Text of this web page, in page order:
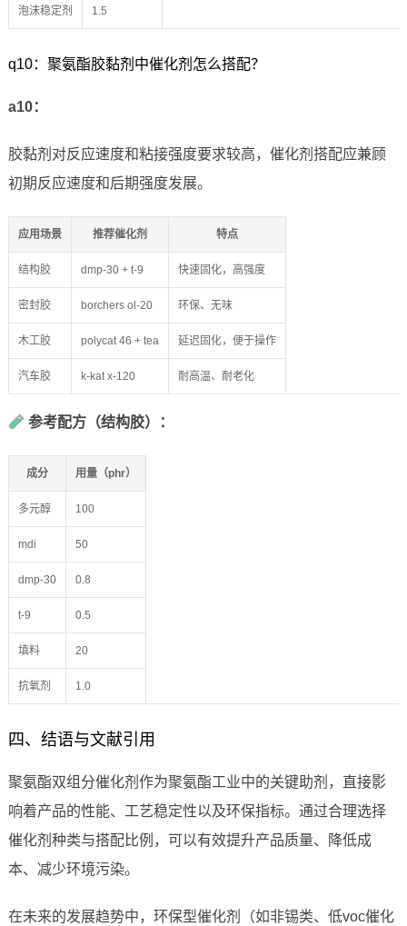
泡沫稳定剂 1.5
q10：聚氨酯胶黏剂中催化剂怎么搭配？
a10：
胶黏剂对反应速度和粘接强度要求较高，催化剂搭配应兼顾
初期反应速度和后期强度发展。
应用场景 推荐催化剂 特点
结构胶 dmp-30 + t-9 快速固化，高强度
密封胶 borchers ol-20 环保、无味
木工胶 polycat 46 + tea 延迟固化，便于操作
汽车胶 k-kat x-120 耐高温、耐老化
参考配方（结构胶）：
成分 用量（phr）
多元醇 100
mdi 50
dmp-30 0.8
t-9 0.5
填料 20
抗氧剂 1.0
四、结语与文献引用
聚氨酯双组分催化剂作为聚氨酯工业中的关键助剂，直接影
响着产品的性能、工艺稳定性以及环保指标。通过合理选择
催化剂种类与搭配比例，可以有效提升产品质量、降低成
本、减少环境污染。
在未来的发展趋势中，环保型催化剂（如非锡类、低voc催化